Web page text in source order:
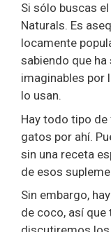
Si sólo buscas
Naturals. Es
locamente
sabiendo que
imaginables por
lo usan.
Hay todo tipo
gatos por ahí.
sin una receta
de esos
Sin embargo,
de coco, así